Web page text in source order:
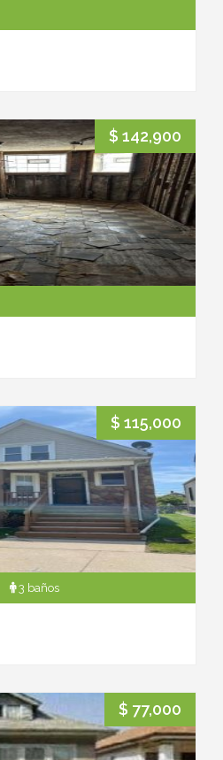
$ 142,900
$ 115,000
3 baños
$ 77,000